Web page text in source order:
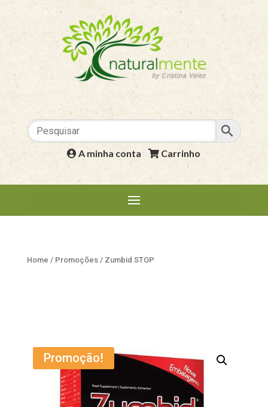
A minha conta | Carrinho
Home / Promoções/ Zumbid STOP
Promoção!